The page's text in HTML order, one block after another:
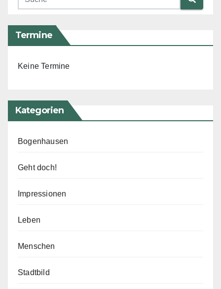
Termine
Keine Termine
Kategorien
Bogenhausen
Geht doch!
Impressionen
Leben
Menschen
Stadtbild